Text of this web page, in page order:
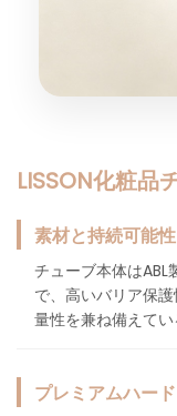
LISSON化粧品
素材と持続可能性
チューブ本体はABL
で、高いバリア保
量性を兼ね備えてい
プレミアムハー